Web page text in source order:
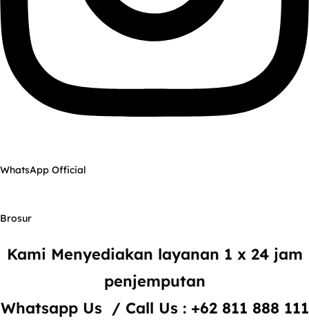
WhatsApp Official
Brosur
Kami Menyediakan layanan 1 x 24 jam
penjemputan
Whatsapp Us / Call Us : +62 811 888 111